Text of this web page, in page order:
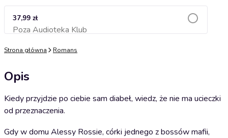
37,99 zł
Poza Audioteka KlubDodaj do koszyka
Strona główna Romans
Opis
Kiedy przyjdzie po ciebie sam diabeł, wiedz, że nie ma ucieczki
od przeznaczenia.
Gdy w domu Alessy Rossie, córki jednego z bossów mafii,